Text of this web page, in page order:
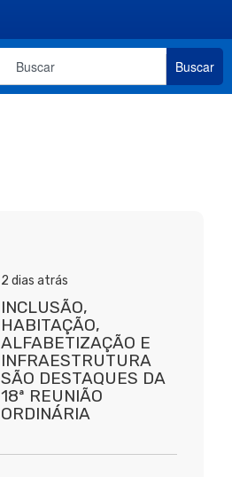
Buscar
2 dias atrás
INCLUSÃO,
HABITAÇÃO,
ALFABETIZAÇÃO E
INFRAESTRUTURA
SÃO DESTAQUES DA
18ª REUNIÃO
ORDINÁRIA